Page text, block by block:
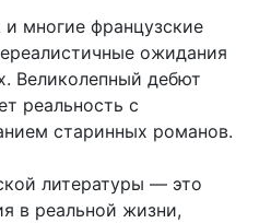
многие французские
ожидания
Великолепный дебют
реальность с
старинных романов.
литературы — это
в реальной жизни,